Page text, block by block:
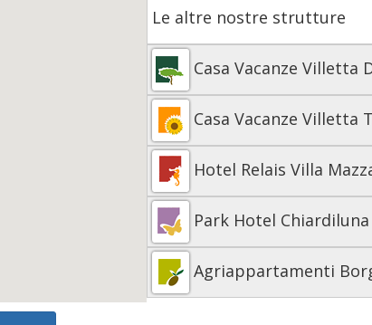
Le altre nostre strutture
Casa Vacanze Villetta
Casa Vacanze Villetta
Hotel Relais Villa
Park Hotel Chiardiluna
Agriappartamenti